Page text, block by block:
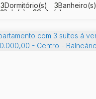
3Dormitório(s) 3Banheiro(s)
1Sala(s) 3Suíte(s)